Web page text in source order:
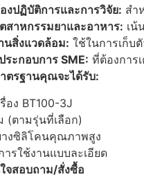
งปฏิบัติการและการวิจัย: สำ
สาหกรรมยาและอาหาร: เน้
นสิ่งแวดล้อม: ใช้ในการเก็บ
ระกอบการ SME: ที่ต้องการ
ตรฐานคุณจะได้รับ:
อง BT100-3J
(ตามรุ่นที่เลือก)
างซิลิโคนคุณภาพสูง
รใช้งานแบบละเอียด
จสอบถาม/สั่งซื้อ